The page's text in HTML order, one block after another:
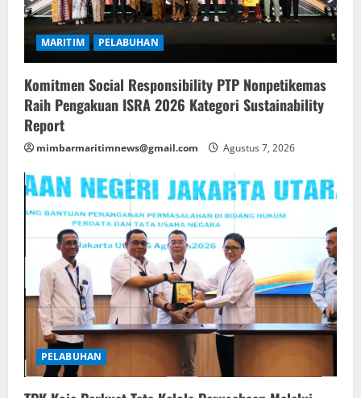
MARITIM PELABUHAN
Komitmen Social Responsibility PTP Nonpetikemas
Raih Pengakuan ISRA 2026 Kategori Sustainability
Report
mimbarmaritimnews@gmail.com Agustus 7, 2026
PELABUHAN